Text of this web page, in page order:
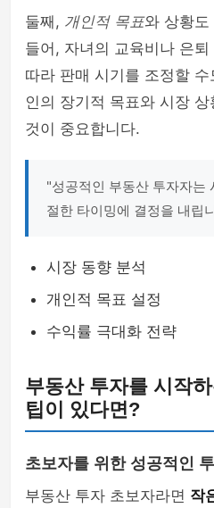
둘째, 개인적 목표와 상황도
들어, 자녀의 교육비나 은
따라 판매 시기를 조정할
인의 장기적 목표와 시장
것이 중요합니다.
"성공적인 부동산 투자자는
절한 타이밍에 결정을 내립
시장 동향 분석
개인적 목표 설정
수익률 극대화 전략
부동산 투자를 시작
팁이 있다면?
초보자를 위한 성공적인
부동산 투자 초보자라면 작